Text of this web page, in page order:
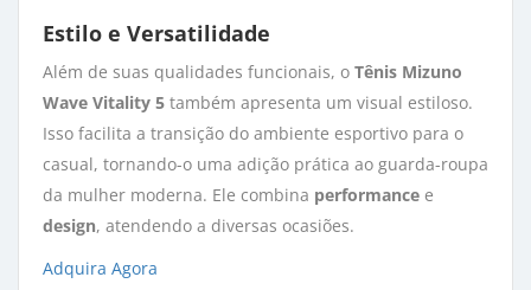
Estilo e Versatilidade
Além de suas qualidades funcionais, o Tênis Mizuno
Wave Vitality 5 também apresenta um visual estiloso.
Isso facilita a transição do ambiente esportivo para o
casual, tornando-o uma adição prática ao guarda-roupa
da mulher moderna. Ele combina performance e
design, atendendo a diversas ocasiões.
Adquira Agora